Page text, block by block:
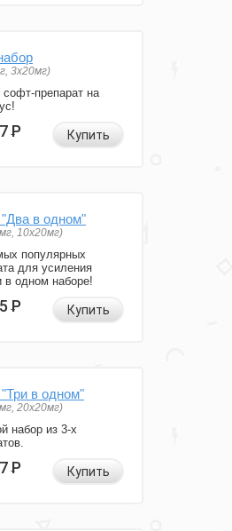
3x20мг)
препарат на
Р Купить
в одном"
10x20мг)
популярных
для усиления
в одном наборе!
Р Купить
в одном"
20x20мг)
набор из 3-х
Р Купить